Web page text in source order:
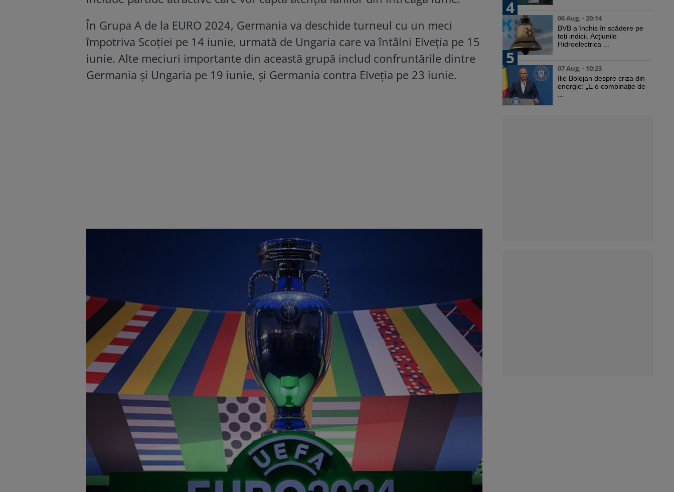
În Grupa A de la EURO 2024, Germania va deschide turneul cu un meci
împotriva Scoției pe 14 iunie, urmată de Ungaria care va întâlni Elveția pe 15
iunie. Alte meciuri importante din această grupă includ confruntările dintre
Germania și Ungaria pe 19 iunie, și Germania contra Elveția pe 23 iunie.
4
06 Aug. - 20:14
BVB a închis în scădere pe
toți indicii. Acțiunile
Hidroelectrica ...
5
07 Aug. - 10:23
Ilie Bolojan despre criza din
energie: „E o combinație de